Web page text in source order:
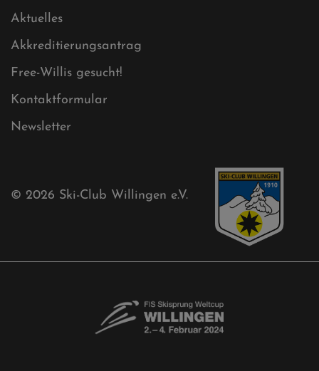
Aktuelles
Akkreditierungsantrag
Free-Willis gesucht!
Kontaktformular
Newsletter
© 2026 Ski-Club Willingen e.V.